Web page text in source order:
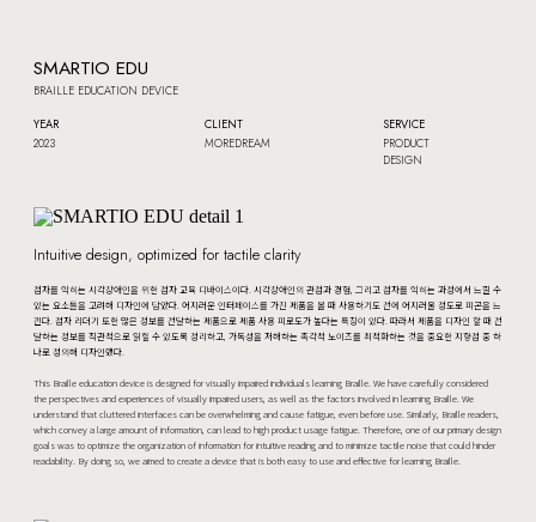
SMARTIO EDU
BRAILLE EDUCATION DEVICE
YEAR
2023
CLIENT
MOREDREAM
SERVICE
PRODUCT
DESIGN
Intuitive design, optimized for tactile clarity
점자를 익히는 시각장애인을 위한 점자 교육 디바이스이다. 시각장애인의 관점과 경험, 그리고 점자를 익히는 과정에서 느낄 수
있는 요소들을 고려해 디자인에 담았다. 어지러운 인터페이스를 가진 제품을 볼 때 사용하기도 전에 어지러울 정도로 피곤을 느
낀다. 점자 리더기 또한 많은 정보를 전달하는 제품으로 제품 사용 피로도가 높다는 특징이 있다. 따라서 제품을 디자인 할 때 전
달하는 정보를 직관적으로 읽힐 수 있도록 정리하고, 가독성을 저해하는 촉각적 노이즈를 최적화하는 것을 중요한 지향점 중 하
나로 정의해 디자인했다.
This Braille education device is designed for visually impaired individuals learning Braille. We have carefully considered
the perspectives and experiences of visually impaired users, as well as the factors involved in learning Braille. We
understand that cluttered interfaces can be overwhelming and cause fatigue, even before use. Similarly, Braille readers,
which convey a large amount of information, can lead to high product usage fatigue. Therefore, one of our primary design
goals was to optimize the organization of information for intuitive reading and to minimize tactile noise that could hinder
readability. By doing so, we aimed to create a device that is both easy to use and effective for learning Braille.